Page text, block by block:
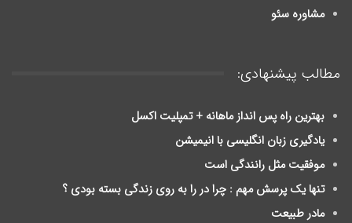
مشاوره سئو
مطالب پیشنهادی:
بهترین راه پس انداز ماهانه + تمپلیت اکسل
یادگیری زبان انگلیسی با انیمیشن
موفقیت مثل رانندگی است
تنها یک پرسش مهم : چرا در را به روی زندگی بسته بودی ؟
مادر طبیعت